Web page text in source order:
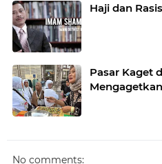
Haji dan
Pasar Kaget
Mengagetkan
No comments: